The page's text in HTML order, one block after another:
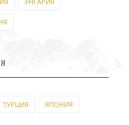
ТУРЦИЯ ЯПОНИЯ